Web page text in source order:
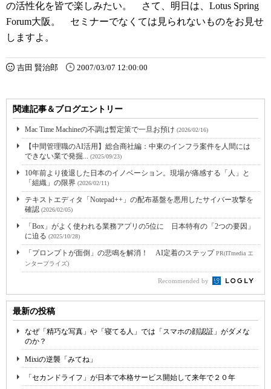
の活性化を皆で楽しみたい。 さて、明日は、Lotus Spring
Forum大阪。 セミナーでなくては見られないものをお見せ
しますよ。
吉田 賢治郎 2007/03/07 12:00:00
関連記事＆ブログエントリー
Mac Time Machineの不調は暫定策で一旦お預け (2026/02/16)
【中間管理職のAI活用】総合商社編：中東のインフラ案件を人間には
できない業で発掘... (2025/09/23)
10年前より後退した日本のイノベーション。現場が痛感する「人」と
「組織」の限界 (2026/02/11)
テキストエディタ「Notepad++」の配布基盤を悪用したサイバー攻撃を
確認 (2026/02/05)
「Box」がよく使われる業務アプリの5位に 日本特有の「2つの要因」
に迫る (2025/10/28)
「プロンプトが面倒」の悲鳴を解消！ AI定着のステップPR(ITmedia エ
ンタープライズ)
Recommended by
最新の投稿
なぜ「精巧な写真」や「寝てる人」では「スマホの顔認証」がダメな
のか？
Mixiの逆襲「みてね」
「セカンドライフ」が日本で本格サービス開始して来年で２０年